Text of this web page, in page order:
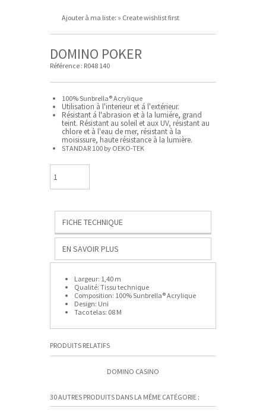
Ajouter à ma liste: » Create wishlist first
DOMINO POKER
Référence : R048 140
100% Sunbrella® Acrylique
Utilisation à l'interieur et á l'extérieur.
Résistant á l'abrasion et à la lumiére, grand
teint. Résistant au soleil et aux UV, résistant au
chlore et à l'eau de mer, résistant à la
moisissure, haute résistance à la lumière.
STANDAR 100 by OEKO-TEK
FICHE TECHNIQUE
EN SAVOIR PLUS
Largeur: 1,40 m
Qualité: Tissu technique
Composition: 100% Sunbrella® Acrylique
Design: Uni
Taco telas: 08 M
PRODUITS RELATIFS
DOMINO CASINO
30 AUTRES PRODUITS DANS LA MÊME CATÉGORIE :